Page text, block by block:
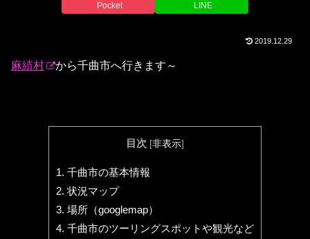
Pocket LINE
2019.12.29
麻績村 から千曲市へ行きます～
目次 [非表示]
1. 千曲市の基本情報
2. 状況マップ
3. 場所（googlemap）
4. 千曲市のツーリングスポットや観光など